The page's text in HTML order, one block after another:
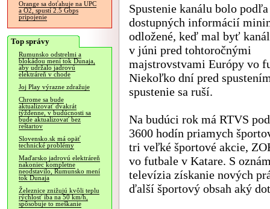
Orange sa doťahuje na UPC
a O2, spustí 2.5 Gbps
pripojenie
Top správy
Rumunsko odstrelmi a
blokádou mení tok Dunaja,
aby udržalo jadrovú
elektráreň v chode
Joj Play výrazne zdražuje
Chrome sa bude
aktualizovať dvakrát
týždenne, v budúcnosti sa
bude aktualizovať bez
reštartov
Slovensko.sk má opäť
technické problémy
Maďarsko jadrovú elektráreň
nakoniec kompletne
neodstavilo, Rumunsko mení
tok Dunaja
Železnice znižujú kvôli teplu
rýchlosť iba na 50 km/h,
spôsobuje to meškanie
Spustenie kanálu bolo podľa
dostupných informácií
odložené, keď mal byť
v júni pred tohtoročnými
majstrovstvami Európy vo
Niekoľko dní pred
spustenie sa ruší.
Na budúci rok má RTVS
3600 hodín priamych
tri veľké športové akcie,
vo futbale v Katare. S
televízia získanie nových
ďalší športový obsah aký